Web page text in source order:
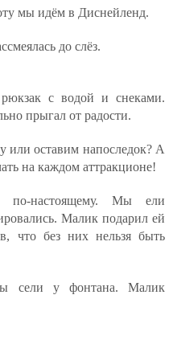
мы идём в Диснейленд.
до слёз.
с водой и снеками.
прыгал от радости.
оставим напоследок? А
на каждом аттракционе!
настоящему. Мы ели
Малик подарил ей
что без них нельзя быть
сели у фонтана. Малик